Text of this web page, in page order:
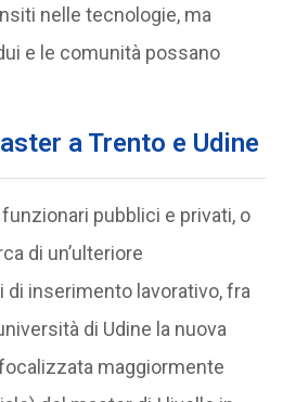
nelle tecnologie, ma
e le comunità possano
a Trento e Udine
pubblici e privati, o
di un’ulteriore
inserimento lavorativo, fra
di Udine la nuova
maggiormente